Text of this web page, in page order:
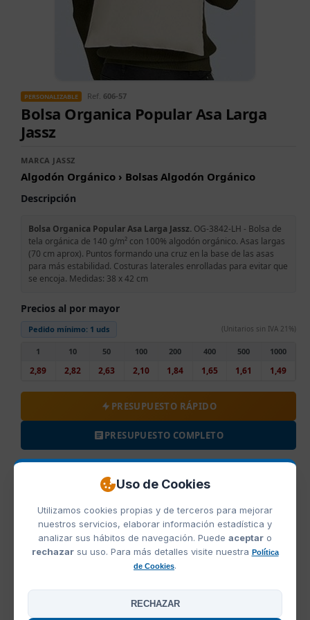
Uso de Cookies
Utilizamos cookies propias y de terceros para mejorar
nuestros servicios, elaborar información estadística y
analizar sus hábitos de navegación. Puede aceptar o
rechazarsu uso. Para más detalles visite nuestra Política
de Cookies.
RECHAZAR
PERSONALIZABLE Ref. 606-57
Bolsa Organica Popular Asa Larga
Jassz
MARCA JASSZ
Algodón Orgánico › Bolsas Algodón Orgánico
Descripción
Bolsa Organica Popular Asa Larga Jassz. OG-3842-LH - Bolsa de
tela orgánica de 140 g/m² con 100% algodón orgánico. Asas largas
(70 cm aprox). Puntos formando una cruz en la base de las asas
para más estabilidad. Costuras laterales enrolladas para evitar que
se encoja. Medidas: 38 x 42 cm
Precios al por mayor
Pedido mínimo: 1 uds (Unitarios sin IVA 21%)
1
2,89
10
2,82
50
2,63
100
2,10
200
1,84
400
1,65
500
1,61
1000
1,49
PRESUPUESTO RÁPIDO
PRESUPUESTO COMPLETO
COMPARTIR
COLORES BOLSA ORGANICA POPULAR ASA LARGA JASSZ